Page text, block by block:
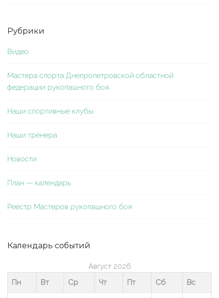
Рубрики
Видео
Мастера спорта Днепропетровской областной
федерации рукопашного боя
Наши спортивные клубы
Наши тренера
Новости
План — календарь
Реестр Мастеров рукопашного боя
Календарь событий
Август 2026
Пн
Вт Ср Чт Пт Сб Вс